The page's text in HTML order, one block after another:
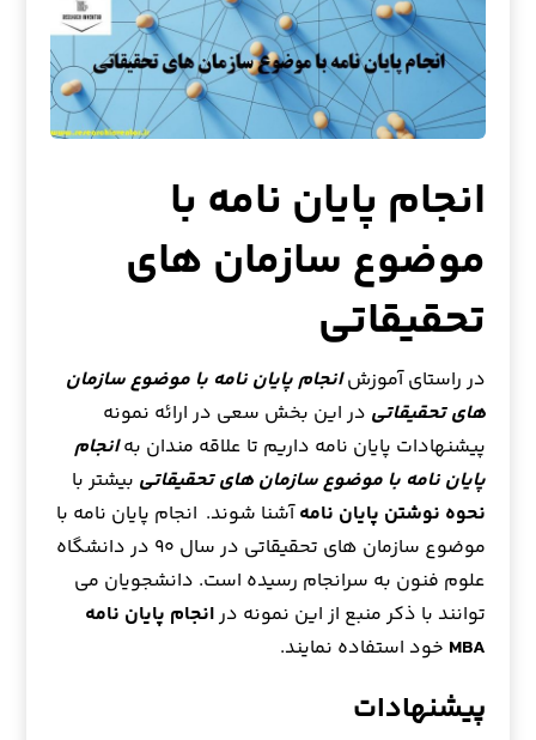
انجام پایان نامه با
موضوع سازمان های
تحقیقاتی
در راستای آموزشانجام پایان نامه با موضوع سازمان
های تحقیقاتی در این بخش سعی در ارائه نمونه
پیشنهادات پایان نامه داریم تا علاقه مندان بهانجام
پایان نامه با موضوع سازمان های تحقیقاتی بیشتر با
نحوه نوشتن پایان نامهآشنا شوند. انجام پایان نامه با
موضوع سازمان های تحقیقاتی در سال ۹۰ در دانشگاه
علوم فنون به سرانجام رسیده است. دانشجویان می
توانند با ذکر منبع از این نمونه درانجام پایان نامه
MBA خود استفاده نمایند.
پیشنهادات